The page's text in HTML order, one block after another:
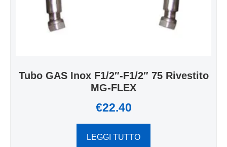
Tubo GAS Inox F1/2″-F1/2″ 75 Rivestito
MG-FLEX
€22.40
LEGGI TUTTO